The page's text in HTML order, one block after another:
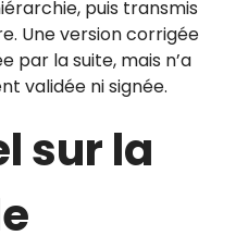
puis transmis
Une version corrigée
par la suite, mais n’a
validée ni signée.
sur la